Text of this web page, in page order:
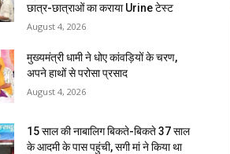
छात्र-छात्राओं का कराया Urine टेस्ट
August 4, 2026
मुख्यमंत्री धामी ने धोए कांवड़ियों के चरण,
अपने हाथों से परोसा प्रसाद
August 4, 2026
15 साल की नाबालिग बिकते-बिकते 37 साल
के आदमी के पास पहुंची, सगी मां ने किया था